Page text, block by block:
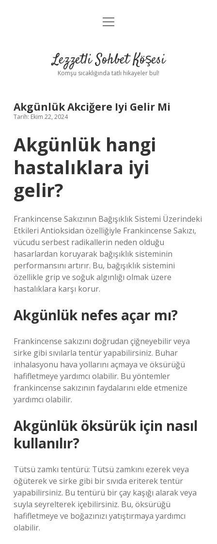
Anasayfa
Yasal Uyarı
menüyü
Lezzetli Sohbet Köşesi
Komşu sıcaklığında tatlı hikayeler bul!
Akgünlük Akciğere Iyi Gelir Mi
Tarih: Ekim 22, 2024
Akgünlük hangi
hastalıklara iyi
gelir?
Frankincense Sakızının Bağışıklık Sistemi Üzerindeki
Etkileri Antioksidan özelliğiyle Frankincense Sakızı,
vücudu serbest radikallerin neden olduğu
hasarlardan koruyarak bağışıklık sisteminin
performansını artırır. Bu, bağışıklık sistemini
özellikle grip ve soğuk algınlığı olmak üzere
hastalıklara karşı korur.
Akgünlük nefes açar mı?
Frankincense sakızını doğrudan çiğneyebilir veya
sirke gibi sıvılarla tentür yapabilirsiniz. Buhar
inhalasyonu hava yollarını açmaya ve öksürüğü
hafifletmeye yardımcı olabilir. Bu yöntemler
frankincense sakızının faydalarını elde etmenize
yardımcı olabilir.
Akgünlük öksürük için nasıl
kullanılır?
Tütsü zamkı tentürü: Tütsü zamkını ezerek veya
öğüterek ve sirke gibi bir sıvıda eriterek tentür
yapabilirsiniz. Bu tentürü bir çay kaşığı alarak veya
suyla seyrelterek içebilirsiniz. Bu, öksürüğü
hafifletmeye ve boğazınızı yatıştırmaya yardımcı
olabilir.